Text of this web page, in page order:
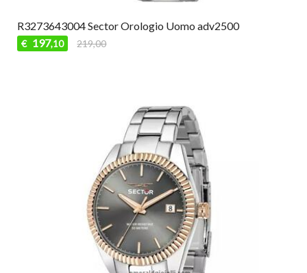
R3273643004 Sector Orologio Uomo adv2500
€ 197,10 219,00